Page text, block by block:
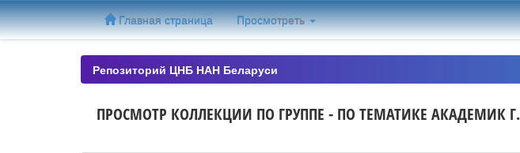
Skip
navigation
Главная страница Просмотреть
Репозиторий ЦНБ НАН Беларуси
ПРОСМОТР КОЛЛЕКЦИИ ПО ГРУППЕ - ПО ТЕМАТИКЕ АКАДЕМИК